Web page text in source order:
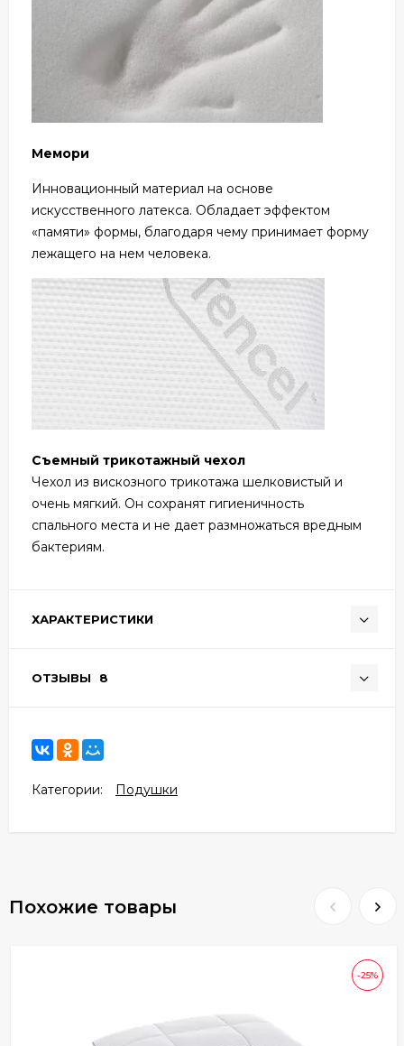
Мемори
Инновационный материал на основе
искусственного латекса. Обладает эффектом
«памяти» формы, благодаря чему принимает форму
лежащего на нем человека.
Съемный трикотажный чехол
Чехол из вискозного трикотажа шелковистый и
очень мягкий. Он сохранят гигиеничность
спального места и не дает размножаться вредным
бактериям.
ХАРАКТЕРИСТИКИ
ОТЗЫВЫ 8
Категории: Подушки
Похожие товары
-25%